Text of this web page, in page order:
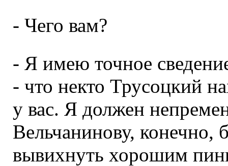
- Чего вам?
- Я имею точное
- что некто Трусоцкий
у вас. Я должен
Вельчанинову, конечно,
вывихнуть хорошим